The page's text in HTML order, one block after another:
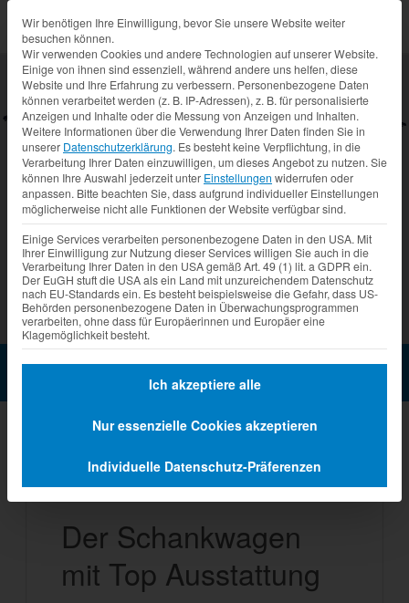
Prev
Schankwagen GA 4000-
Der Schankwagen
mit Top Ausstattung
Datenschutz-Präferenz
Wir benötigen Ihre Einwilligung, bevor Sie unsere Website weiter
besuchen können.
Wir verwenden Cookies und andere Technologien auf unserer Website.
Einige von ihnen sind essenziell, während andere uns helfen, diese
Website und Ihre Erfahrung zu verbessern. Personenbezogene Daten
können verarbeitet werden (z. B. IP-Adressen), z. B. für personalisierte
Anzeigen und Inhalte oder die Messung von Anzeigen und Inhalten.
Weitere Informationen über die Verwendung Ihrer Daten finden Sie in
unserer Datenschutzerklärung. Es besteht keine Verpflichtung, in die
Verarbeitung Ihrer Daten einzuwilligen, um dieses Angebot zu nutzen. Sie
können Ihre Auswahl jederzeit unter Einstellungen widerrufen oder
anpassen. Bitte beachten Sie, dass aufgrund individueller Einstellungen
möglicherweise nicht alle Funktionen der Website verfügbar sind.
Einige Services verarbeiten personenbezogene Daten in den USA. Mit
Ihrer Einwilligung zur Nutzung dieser Services willigen Sie auch in die
Verarbeitung Ihrer Daten in den USA gemäß Art. 49 (1) lit. a GDPR ein.
Der EuGH stuft die USA als ein Land mit unzureichendem Datenschutz
nach EU-Standards ein. Es besteht beispielsweise die Gefahr, dass US-
Behörden personenbezogene Daten in Überwachungsprogrammen
verarbeiten, ohne dass für Europäerinnen und Europäer eine
Klagemöglichkeit besteht.
Ich akzeptiere alle
Nur essenzielle Cookies akzeptieren
Individuelle Datenschutz-Präferenzen